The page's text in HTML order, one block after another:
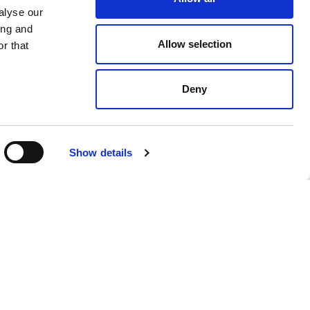
our
and
that
Show details
Allow selection
Deny